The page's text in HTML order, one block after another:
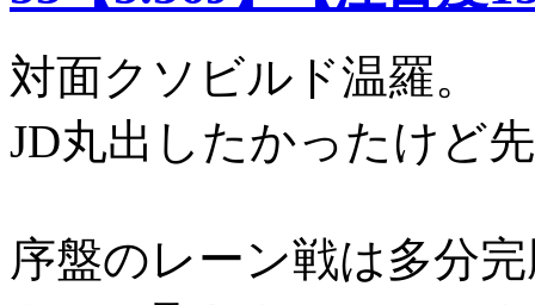
対面クソビルド温羅。
JD丸出したかったけど
序盤のレーン戦は多分